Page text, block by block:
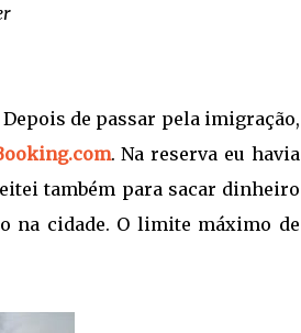
de passar pela imigração,
. Na reserva eu havia
também para sacar dinheiro
na cidade. O limite máximo de